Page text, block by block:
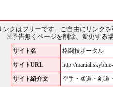
ンクはフリーです。ご自由にリンク
※予告無くページを削除、変更する
サイト名 格闘技ポータル
サイトURL http://
サイト紹介文 空手・柔道・剣道